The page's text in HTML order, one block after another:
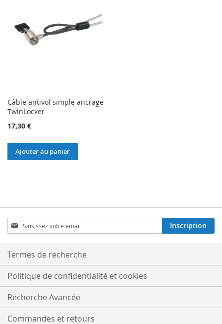
Câble antivol simple ancrage
TwinLocker
17,30 €
Ajouter au panier
Inscription
à
notre
lettre
:
Inscription
Termes de recherche
Politique de confidentialité et cookies
Recherche Avancée
Commandes et retours